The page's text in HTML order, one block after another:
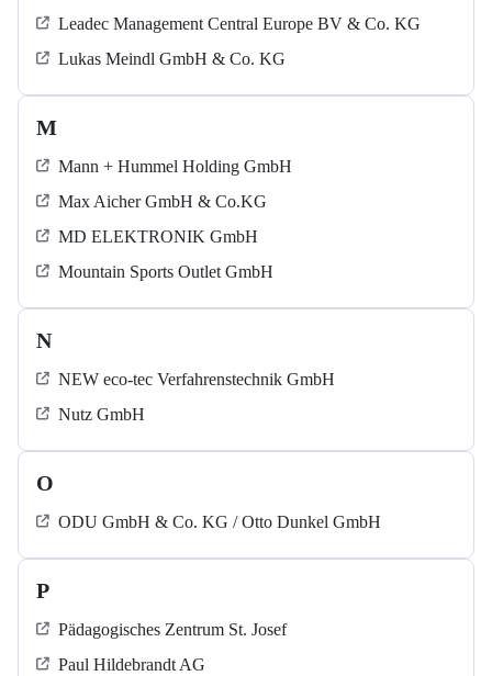
Leadec Management Central Europe BV & Co. KG
Lukas Meindl GmbH & Co. KG
M
Mann + Hummel Holding GmbH
Max Aicher GmbH & Co.KG
MD ELEKTRONIK GmbH
Mountain Sports Outlet GmbH
N
NEW eco-tec Verfahrenstechnik GmbH
Nutz GmbH
O
ODU GmbH & Co. KG / Otto Dunkel GmbH
P
Pädagogisches Zentrum St. Josef
Paul Hildebrandt AG